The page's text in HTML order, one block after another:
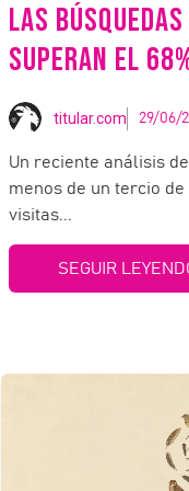
LAS
SUPERAN EL
titular.com 29/06/
Un reciente análisis
menos de un tercio
visitas...
SEGUIR